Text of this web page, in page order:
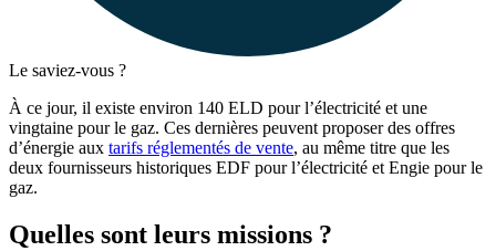
Le saviez-vous ?
À ce jour, il existe environ 140 ELD pour l’électricité et une
vingtaine pour le gaz. Ces dernières peuvent proposer des offres
d’énergie aux tarifs réglementés de vente, au même titre que les
deux fournisseurs historiques EDF pour l’électricité et Engie pour le
gaz.
Quelles sont leurs missions ?